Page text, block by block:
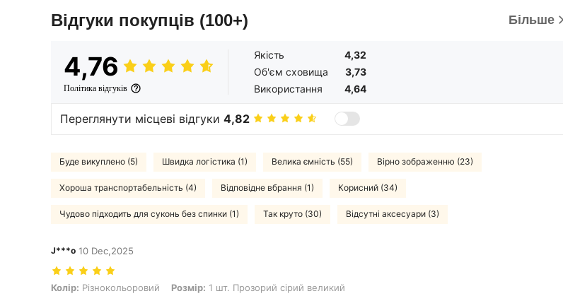
Відгуки покупців (100+) Більше
4,76
Політика відгуків
Якість
4,32
Об'єм сховища
3,73
Використання
4,64
Переглянути місцеві відгуки 4,82
Буде викуплено (5) Швидка логістика (1) Велика ємність (55) Вірно зображенню (23)
Хороша транспортабельність (4) Відповідне вбрання (1) Корисний (34)
Чудово підходить для суконь без спинки (1) Так круто (30) Відсутні аксесуари (3)
J***o 10 Dec,2025
Колір: Різнокольоровий, Розмір: 1 шт. Прозорий сірий великий
Колір: Різнокольоровий Розмір: 1 шт. Прозорий сірий великий